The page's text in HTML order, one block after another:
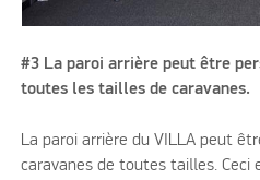
#3 La paroi arrière peut être
toutes les tailles de caravanes.
La paroi arrière du VILLA peut
caravanes de toutes tailles. Ceci